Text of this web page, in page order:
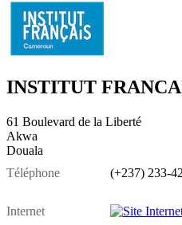
INSTITUT
61 Boulevard de la Liberté
Akwa
Douala
Téléphone
(+237) 233-
Internet